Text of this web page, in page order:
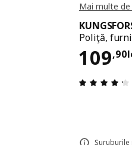
Mai multe de
Poliţă,
109,90
Preț